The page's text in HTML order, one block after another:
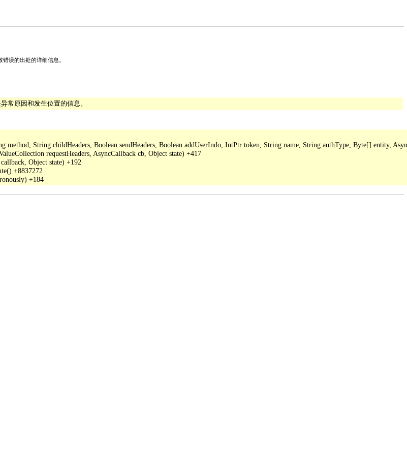
误的出处的详细信息。
常原因和发生位置的信息。
String childHeaders, Boolean sendHeaders, Boolean addUserIndo, IntPtr token, String name, String authType, Byte[] entity,
requestHeaders, AsyncCallback cb, Object state) +417
Object state) +192
+8837272